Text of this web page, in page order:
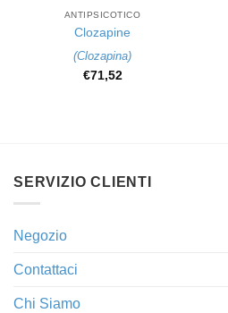
ANTIPSICOTICO
Clozapine
(Clozapina)
€71,52
SERVIZIO CLIENTI
Negozio
Contattaci
Chi Siamo